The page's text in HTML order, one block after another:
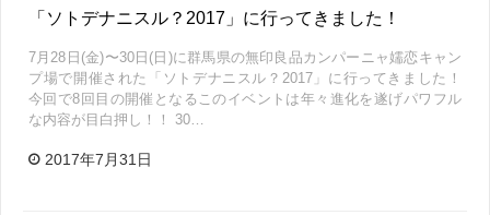
「ソトデナニスル？2017」に行ってきました！
7月28日(金)〜30日(日)に群馬県の無印良品カンパーニャ嬬恋キャン
プ場で開催された「ソトデナニスル？2017」に行ってきました！
今回で8回目の開催となるこのイベントは年々進化を遂げパワフル
な内容が目白押し！！ 30…
2017年7月31日